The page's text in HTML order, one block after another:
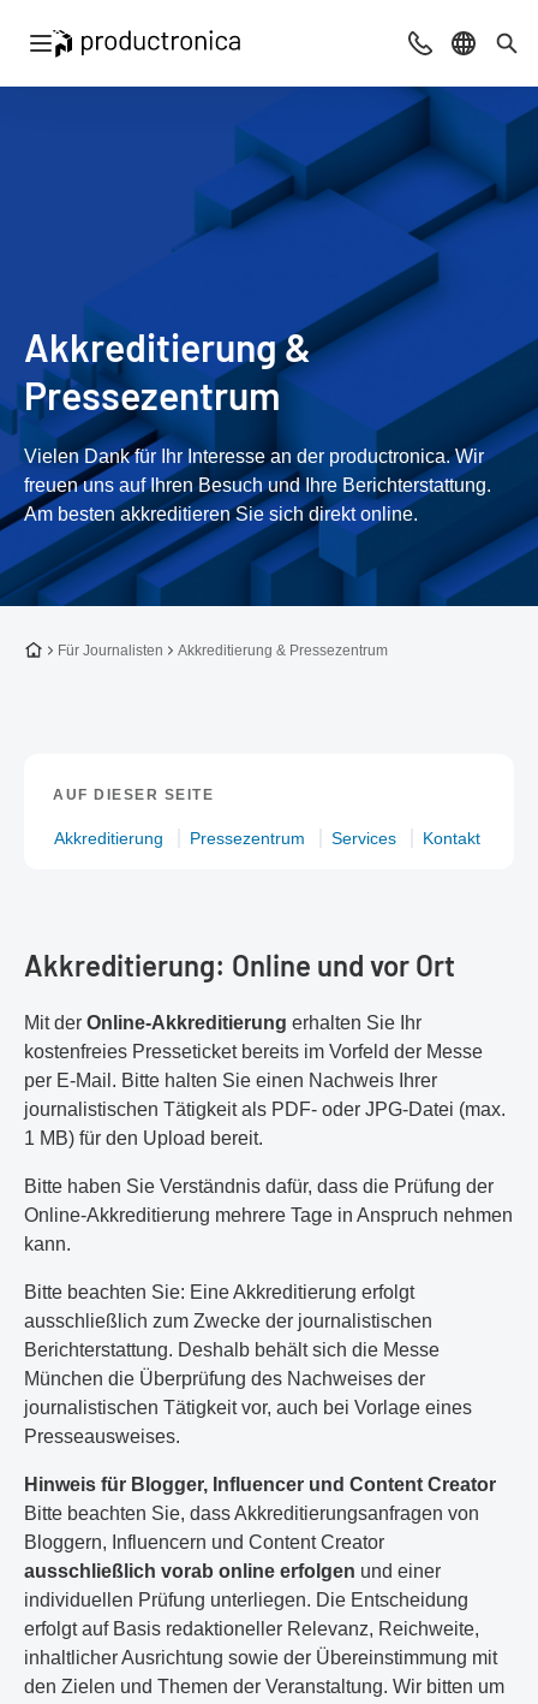
Navigation öffnen Beratung &
Sprache
Akkreditierung &
Pressezentrum
Vielen Dank für Ihr Interesse an der productronica. Wir
freuen uns auf Ihren Besuch und Ihre Berichterstattung.
Am besten akkreditieren Sie sich direkt online.
Zur Startseite
Für Journalisten Akkreditierung & Pressezentrum
AUF DIESER SEITE
Akkreditierung Pressezentrum Services Kontakt
Akkreditierung: Online und vor Ort
Mit der Online-Akkreditierung erhalten Sie Ihr
kostenfreies Presseticket bereits im Vorfeld der Messe
per E-Mail. Bitte halten Sie einen Nachweis Ihrer
journalistischen Tätigkeit als PDF- oder JPG-Datei (max.
1 MB) für den Upload bereit.
Bitte haben Sie Verständnis dafür, dass die Prüfung der
Online-Akkreditierung mehrere Tage in Anspruch nehmen
kann.
Bitte beachten Sie: Eine Akkreditierung erfolgt
ausschließlich zum Zwecke der journalistischen
Berichterstattung. Deshalb behält sich die Messe
München die Überprüfung des Nachweises der
journalistischen Tätigkeit vor, auch bei Vorlage eines
Presseausweises.
Hinweis für Blogger, Influencer und Content Creator
Bitte beachten Sie, dass Akkreditierungsanfragen von
Bloggern, Influencern und Content Creator
ausschließlich vorab online erfolgen und einer
individuellen Prüfung unterliegen. Die Entscheidung
erfolgt auf Basis redaktioneller Relevanz, Reichweite,
inhaltlicher Ausrichtung sowie der Übereinstimmung mit
den Zielen und Themen der Veranstaltung. Wir bitten um